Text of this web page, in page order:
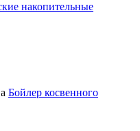
накопительные
Бойлер косвенного